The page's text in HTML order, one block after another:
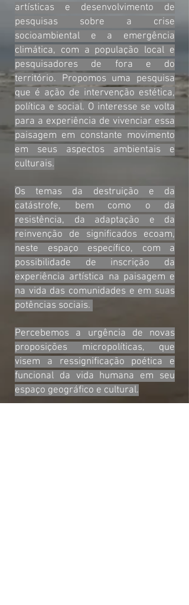
artísticas e desenvolvimento de
pesquisas sobre a crise
socioambiental e a emergência
climática, com a população local e
pesquisadores de fora e do
território. Propomos uma pesquisa
que é ação de intervenção estética,
política e social. O interesse se volta
para a experiência de vivenciar essa
paisagem em constante movimento
em seus aspectos ambientais e
culturais.
Os temas da destruição e da
catástrofe, bem como o da
resistência, da adaptação e da
reinvenção de significados ecoam,
neste espaço específico, com a
possibilidade de inscrição da
experiência artística na paisagem e
na vida das comunidades e em suas
potências sociais.
Percebemos a urgência de novas
proposições micropolíticas, que
visem a ressignificação poética e
funcional da vida humana em seu
espaço geográfico e cultural.